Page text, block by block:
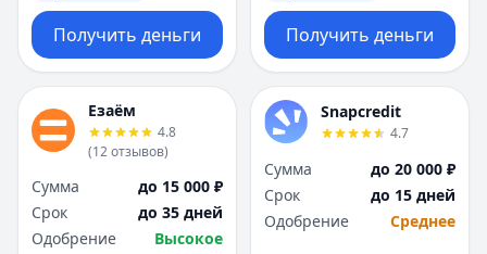
Получить деньги Получить деньги
Езаём
4.8
(12отзывов)
Сумма
до 15 000 ₽
Срок
до 35 дней
Одобрение
Высокое
Snapcredit
4.7
Сумма
до 20 000 ₽
Срок
до 15 дней
Одобрение
Среднее